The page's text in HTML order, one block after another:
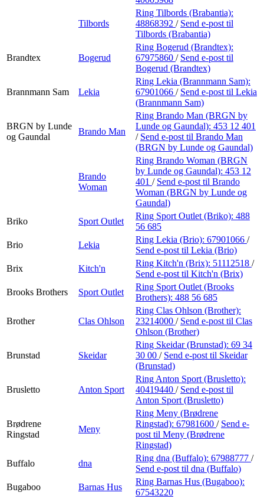
Tilbords
Ring Tilbords (Brabantia):
48868392 / Send e-post til
Tilbords (Brabantia)
Brandtex Bogerud
Ring Bogerud (Brandtex):
67975860 / Send e-post til
Bogerud (Brandtex)
Brannmann Sam Lekia
Ring Lekia (Brannmann Sam):
67901066 / Send e-post til Lekia
(Brannmann Sam)
BRGN by Lunde
og Gaundal
Brando Man
Ring Brando Man (BRGN by
Lunde og Gaundal): 453 12 401
/ Send e-post til Brando Man
(BRGN by Lunde og Gaundal)
Brando
Woman
Ring Brando Woman (BRGN
by Lunde og Gaundal): 453 12
401 / Send e-post til Brando
Woman (BRGN by Lunde og
Gaundal)
Briko
Sport Outlet
Ring Sport Outlet (Briko): 488
56 685
Brio
Lekia
Ring Lekia (Brio): 67901066 /
Send e-post til Lekia (Brio)
Brix
Kitch'n
Ring Kitch'n (Brix): 51112518 /
Send e-post til Kitch'n (Brix)
Brooks Brothers
Sport Outlet
Ring Sport Outlet (Brooks
Brothers): 488 56 685
Brother Clas Ohlson
Ring Clas Ohlson (Brother):
23214000 / Send e-post til Clas
Ohlson (Brother)
Brunstad Skeidar
Ring Skeidar (Brunstad): 69 34
30 00 / Send e-post til Skeidar
(Brunstad)
Brusletto Anton Sport
Ring Anton Sport (Brusletto):
40419440 / Send e-post til
Anton Sport (Brusletto)
Brødrene
Ringstad
Meny
Ring Meny (Brødrene
Ringstad): 67981600 / Send e-
post til Meny (Brødrene
Ringstad)
Buffalo
dna
Ring dna (Buffalo): 67988777 /
Send e-post til dna (Buffalo)
Bugaboo
Barnas Hus
Ring Barnas Hus (Bugaboo):
67543220